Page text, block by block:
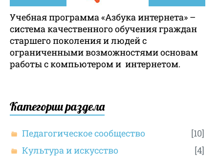
Учебная программа «Азбука интернета» –
система качественного обучения граждан
старшего поколения и людей с
ограниченными возможностями основам
работы с компьютером и интернетом.
Категории раздела
Педагогическое сообщество
[10]
Культура и искусство
[4]